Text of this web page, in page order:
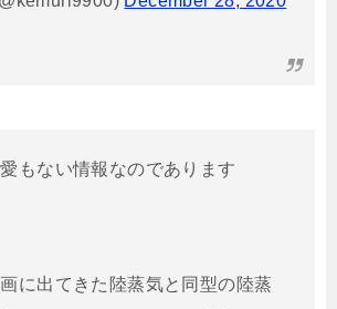
もない情報なのであります
に出てきた陸蒸気と同型の陸蒸